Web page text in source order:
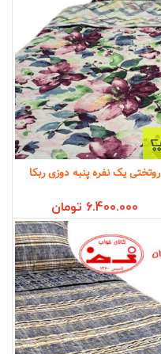
روتختی یک نفره پنبه دوزی ربکا
6.400.000 تومان